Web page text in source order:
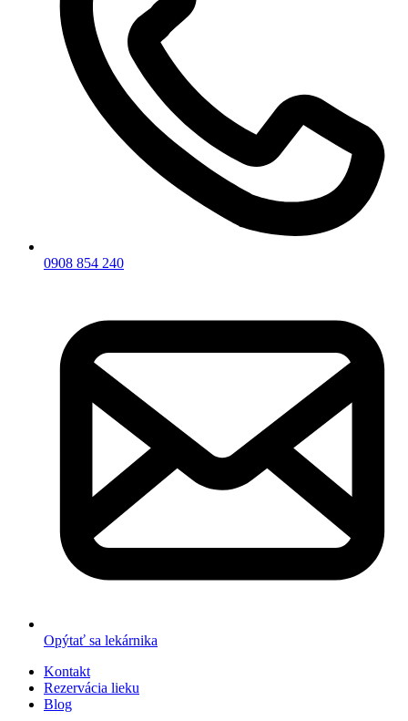
0908 854 240
Opýtať sa lekárnika
Kontakt
Rezervácia lieku
Blog